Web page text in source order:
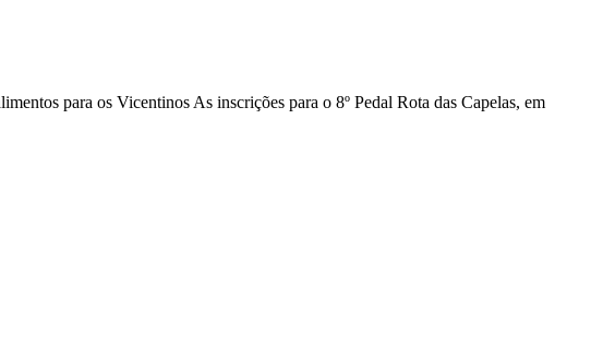
para os Vicentinos As inscrições para o 8º Pedal Rota das Capelas, em